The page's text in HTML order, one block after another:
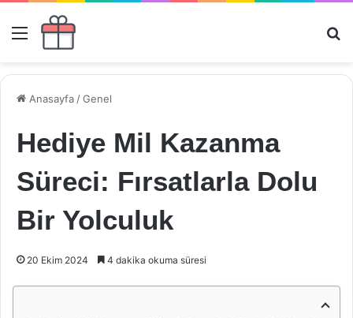
Menü
Anasayfa /Genel
Hediye Mil Kazanma
Süreci: Fırsatlarla Dolu
Bir Yolculuk
20 Ekim 2024 4 dakika okuma süresi